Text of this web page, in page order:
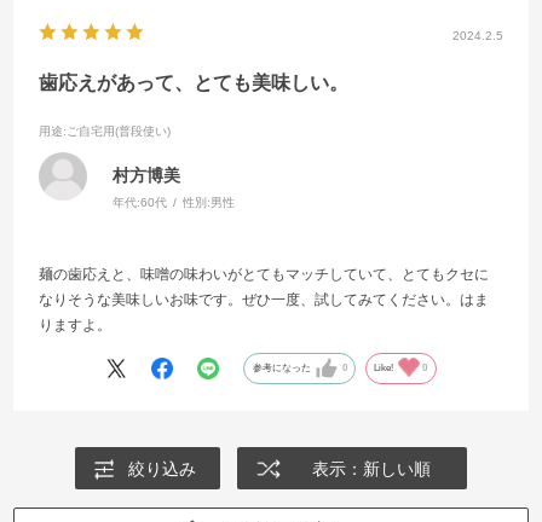
2024.2.5
歯応えがあって、とても美味しい。
用途:ご自宅用(普段使い)
村方博美
年代:60代 性別:男性
麺の歯応えと、味噌の味わいがとてもマッチしていて、とてもクセに
なりそうな美味しいお味です。ぜひ一度、試してみてください。はま
りますよ。
参考になった 0 Like! 0
絞り込み 表示：新しい順